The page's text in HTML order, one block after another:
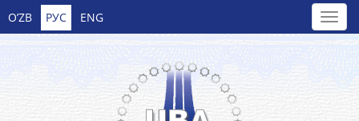
O’ZB РУС ENG